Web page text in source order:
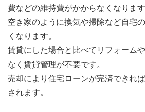
費などの維持費がかからなくなります
空き家のように換気や掃除など自宅
くなります。
賃貸にした場合と比べてリフォーム
なく賃貸管理が不要です。
売却により住宅ローンが完済できれ
されます。